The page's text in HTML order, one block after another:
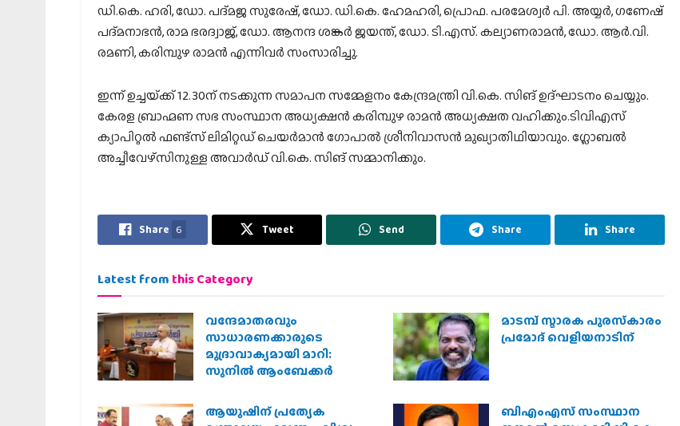
ഡി.കെ. ഹരി, ഡോ. പദ്മജ സുരേഷ്, ഡോ. ഡി.കെ. ഹേമഹരി, പ്രൊഫ. പരമേശ്വര്‍ പി. അയ്യര്‍, ഗണേഷ്
പദ്മനാഭന്‍, രാമ ഭരദ്വാജ്, ഡോ. ആനന്ദ ശങ്കര്‍ ജയന്ത്, ഡോ. ടി.എസ്. കല്യാണരാമന്‍, ഡോ. ആര്‍.വി.
രമണി, കരിമ്പുഴ രാമന്‍ എന്നിവര്‍ സംസാരിച്ചു.
ഇന്ന് ഉച്ചയ്‌ക്ക് 12.30ന് നടക്കുന്ന സമാപന സമ്മേളനം കേന്ദ്രമന്ത്രി വി.കെ. സിങ് ഉദ്ഘാടനം ചെയ്യും.
കേരള ബ്രാഹ്മണ സഭ സംസ്ഥാന അധ്യക്ഷന്‍ കരിമ്പുഴ രാമന്‍ അധ്യക്ഷത വഹിക്കും.ടിവിഎസ്
ക്യാപിറ്റല്‍ ഫണ്ട്‌സ് ലിമിറ്റഡ് ചെയര്‍മാന്‍ ഗോപാല്‍ ശ്രീനിവാസന്‍ മുഖ്യാതിഥിയാവും. ഗ്ലോബല്‍
അച്ചീവേഴ്‌സിനുള്ള അവാര്‍ഡ് വി.കെ. സിങ് സമ്മാനിക്കും.
Share 6 Tweet Send Share Share
Latest from this Category
വന്ദേമാതരവും
സാധാരണക്കാരുടെ
മുദ്രാവാക്യമായി മാറി:
സുനിൽ ആംബേക്കർ
മാടമ്പ് സ്മാരക പുരസ്‌കാരം
പ്രമോദ് വെളിയനാടിന്
ആയുഷിന് പ്രത്യേക
ബിഎംഎസ് സംസ്ഥാന